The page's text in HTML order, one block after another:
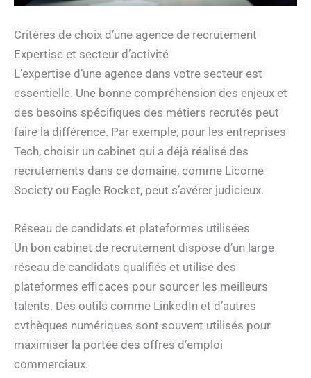
Critères de choix d’une agence de recrutement
Expertise et secteur d’activité
L’expertise d’une agence dans votre secteur est
essentielle. Une bonne compréhension des enjeux et
des besoins spécifiques des métiers recrutés peut
faire la différence. Par exemple, pour les entreprises
Tech, choisir un cabinet qui a déjà réalisé des
recrutements dans ce domaine, comme Licorne
Society ou Eagle Rocket, peut s’avérer judicieux.
Réseau de candidats et plateformes utilisées
Un bon cabinet de recrutement dispose d’un large
réseau de candidats qualifiés et utilise des
plateformes efficaces pour sourcer les meilleurs
talents. Des outils comme LinkedIn et d’autres
cvthèques numériques sont souvent utilisés pour
maximiser la portée des offres d’emploi
commerciaux.